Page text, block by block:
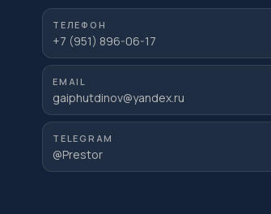
ТЕЛЕФОН
+7 (951) 896-06-17
EMAIL
gaiphutdinov@yandex.ru
TELEGRAM
@Prestor